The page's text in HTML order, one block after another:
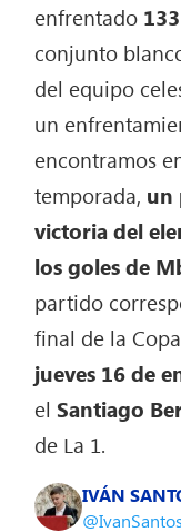
enfrentado
conjunto
del equipo
un
encontramos
temporada, un
victoria del
los goles de
partido
final de la
jueves 16 de
el Santiago
de La 1.
IVÁN